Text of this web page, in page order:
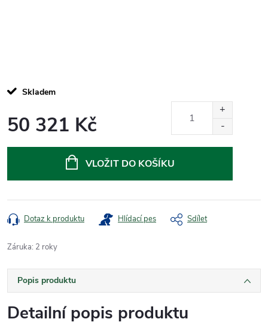
Skladem
50 321 Kč
VLOŽIT DO KOŠÍKU
Dotaz k produktu Hlídací pes Sdílet
Záruka: 2 roky
Popis produktu
Detailní popis produktu